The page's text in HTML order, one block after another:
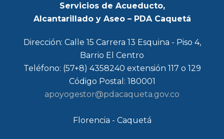
Servicios de Acueducto,
Alcantarillado y Aseo – PDA Caquetá
Dirección: Calle 15 Carrera 13 Esquina - Piso 4,
Barrio El Centro
Teléfono: (57+8) 4358240 extensión 117 o 129
Código Postal: 180001
apoyogestor@pdacaqueta.gov.co
Florencia - Caquetá